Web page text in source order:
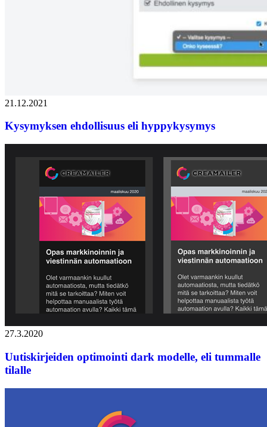
21.12.2021
Kysymyksen ehdollisuus eli hyppykysymys
27.3.2020
Uutiskirjeiden optimointi dark modelle, eli tummalle
tilalle